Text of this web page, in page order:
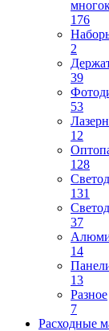
176
2
39
53
12
128
131
37
14
13
Разное
7
Расходные